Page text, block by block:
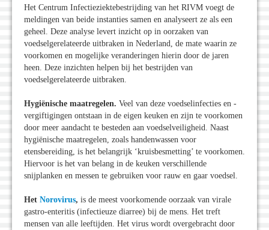
Het Centrum Infectieziektebestrijding van het RIVM voegt de
meldingen van beide instanties samen en analyseert ze als een
geheel. Deze analyse levert inzicht op in oorzaken van
voedselgerelateerde uitbraken in Nederland, de mate waarin ze
voorkomen en mogelijke veranderingen hierin door de jaren
heen. Deze inzichten helpen bij het bestrijden van
voedselgerelateerde uitbraken.
Hygiënische maatregelen. Veel van deze voedselinfecties en -
vergiftigingen ontstaan in de eigen keuken en zijn te voorkomen
door meer aandacht te besteden aan voedselveiligheid. Naast
hygiënische maatregelen, zoals handenwassen voor
etensbereiding, is het belangrijk ‘kruisbesmetting’ te voorkomen.
Hiervoor is het van belang in de keuken verschillende
snijplanken en messen te gebruiken voor rauw en gaar voedsel.
Het Norovirus, is de meest voorkomende oorzaak van virale
gastro-enteritis (infectieuze diarree) bij de mens. Het treft
mensen van alle leeftijden. Het virus wordt overgebracht door